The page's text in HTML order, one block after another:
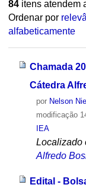
84itens atendem
Ordenar por
alfabeticamente
Chamada
Cátedra
por Nelson
modificação
IEA
Localizado
Alfredo
Edital -